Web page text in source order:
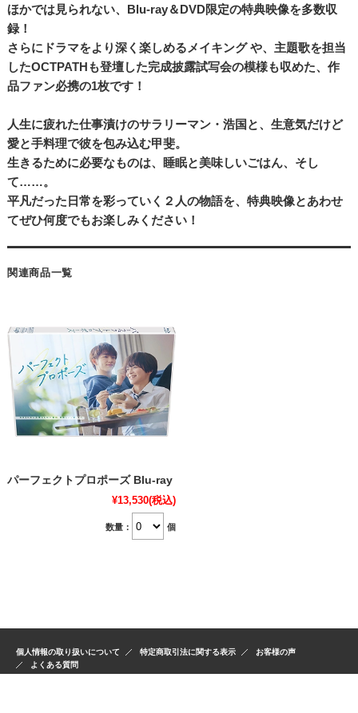
ほかでは見られない、Blu-ray＆DVD限定の特典映像を多数収
録！
さらにドラマをより深く楽しめるメイキング や、主題歌を担当
したOCTPATHも登壇した完成披露試写会の模様も収めた、作
品ファン必携の1枚です！
人生に疲れた仕事漬けのサラリーマン・浩国と、生意気だけど
愛と手料理で彼を包み込む甲斐。
生きるために必要なものは、睡眠と美味しいごはん、そし
て……。
平凡だった日常を彩っていく２人の物語を、特典映像とあわせ
てぜひ何度でもお楽しみください！
関連商品一覧
パーフェクトプロポーズ Blu-ray
¥13,530(税込)
数量： 個
個人情報の取り扱いについて 特定商取引法に関する表示
お客様の声
よくある質問